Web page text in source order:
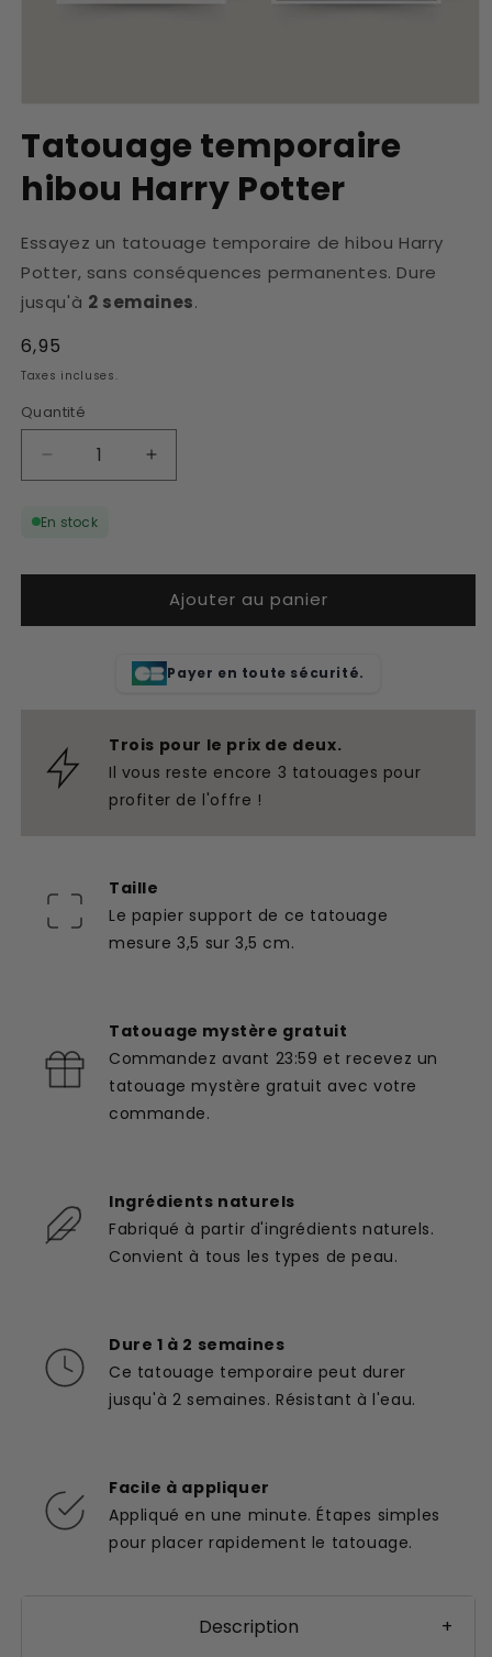
média
dans
une
Tatouage temporaire
hibou Harry Potter
Essayez un tatouage temporaire de hibou Harry
Potter, sans conséquences permanentes. Dure
jusqu'à 2 semaines.
Prix
habituel
6,95
Taxes incluses.
Quantité
Réduire
la
de
temporaire
Harry
Augmenter
la
temporaire
hibou
Harry
En stock
Ajouter au panier
Payer en toute sécurité.
Trois pour le prix de deux.
Il vous reste encore 3 tatouages pour
profiter de l'offre !
Taille
Le papier support de ce tatouage
mesure 3,5 sur 3,5 cm.
Tatouage mystère gratuit
Commandez avant 23:59 et recevez un
tatouage mystère gratuit avec votre
commande.
Ingrédients naturels
Fabriqué à partir d'ingrédients naturels.
Convient à tous les types de peau.
Dure 1 à 2 semaines
Ce tatouage temporaire peut durer
jusqu'à 2 semaines. Résistant à l'eau.
Facile à appliquer
Appliqué en une minute. Étapes simples
pour placer rapidement le tatouage.
Description +